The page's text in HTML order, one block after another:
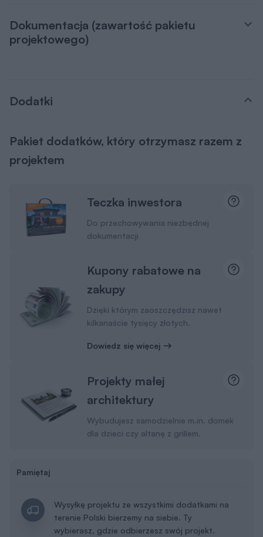
Dokumentacja (zawartość pakietu
projektowego)
Dodatki
Pakiet dodatków, który otrzymasz razem z
projektem
Teczka inwestora
Do przechowywania niezbędnej
dokumentacji
Kupony rabatowe na
zakupy
Dzięki którym zaoszczędzisz nawet
kilkanaście tysięcy złotych.
Dowiedz się więcej
Projekty małej
architektury
Wybudujesz samodzielnie m.in. domek
dla dzieci czy altanę z grillem.
Pamiętaj
Wysyłkę projektu ze wszystkimi dodatkami na
terenie Polski bierzemy na siebie. Ty
wybierasz, gdzie odbierzesz swój projekt.